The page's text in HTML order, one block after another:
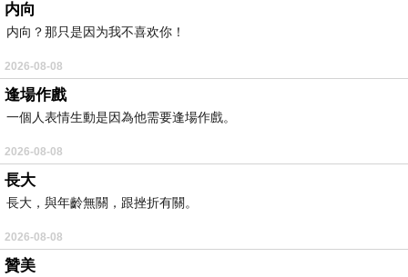
内向
内向？那只是因为我不喜欢你！
2026-08-08
逢場作戲
一個人表情生動是因為他需要逢場作戲。
2026-08-08
長大
長大，與年齡無關，跟挫折有關。
2026-08-08
贊美